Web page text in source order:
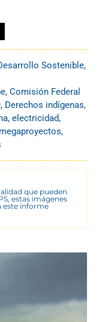
Sostenible,
, Comisión Federal
, Derechos indígenas,
, electricidad,
megaproyectos,
que pueden
estas imágenes
este informe